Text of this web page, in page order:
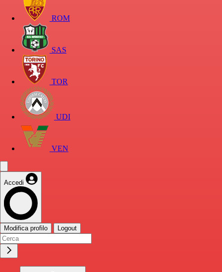
ROM
SAS
TOR
UDI
VEN
Accedi
Modifica profilo Logout